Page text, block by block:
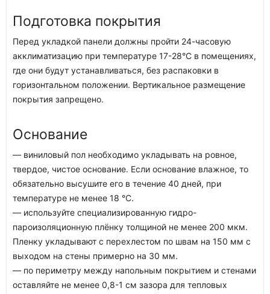
Подготовка покрытия
Перед укладкой панели должны пройти 24-часовую
акклиматизацию при температуре 17-28°C в помещениях,
где они будут устанавливаться, без распаковки в
горизонтальном положении. Вертикальное размещение
покрытия запрещено.
Основание
— виниловый пол необходимо укладывать на ровное,
твердое, чистое основание. Если основание влажное, то
обязательно высушите его в течение 40 дней, при
температуре не менее 18 °C.
— используйте специализированную гидро-
пароизоляционную плёнку толщиной не менее 200 мкм.
Пленку укладывают с перехлестом по швам на 150 мм с
выходом на стены примерно на 30 мм.
— по периметру между напольным покрытием и стенами
оставляйте не менее 0,8-1 см зазора для тепловых